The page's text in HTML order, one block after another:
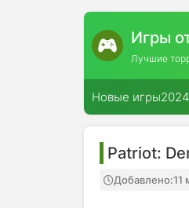
Игры
Лучшие
Новые игры2024
Patriot:
Добавлено:11